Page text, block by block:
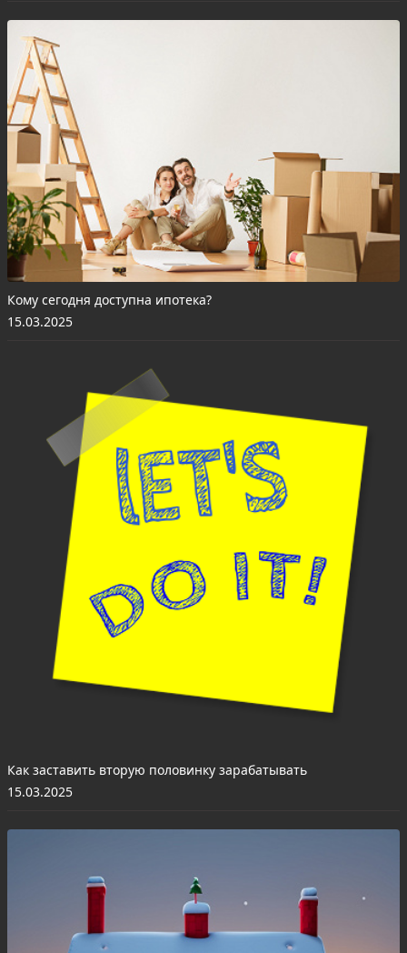
Кому сегодня доступна ипотека?
15.03.2025
Как заставить вторую половинку зарабатывать
15.03.2025